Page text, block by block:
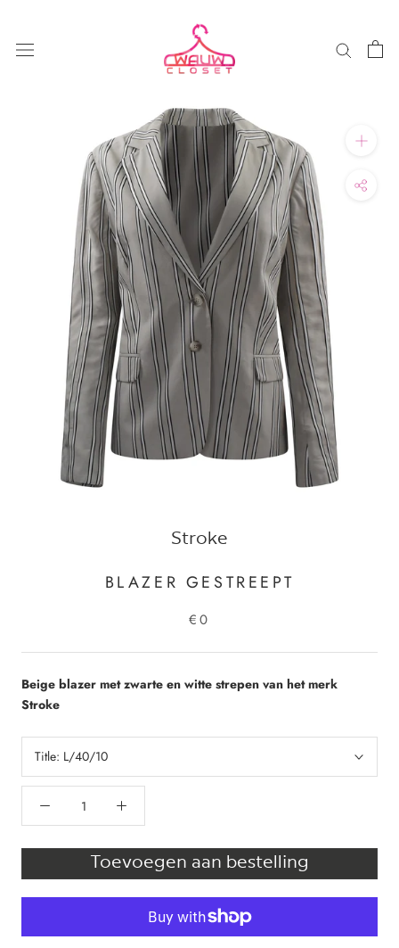
Stroke
BLAZER GESTREEPT
€0
Beige blazer met zwarte en witte strepen van het merk
Stroke
Title: L/40/10
Toevoegen aan bestelling